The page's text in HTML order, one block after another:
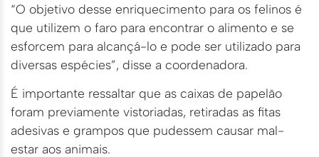
“O objetivo desse enriquecimento para os felinos é
que utilizem o faro para encontrar o alimento e se
esforcem para alcançá-lo e pode ser utilizado para
diversas espécies”, disse a coordenadora.
É importante ressaltar que as caixas de papelão
foram previamente vistoriadas, retiradas as fitas
adesivas e grampos que pudessem causar mal-
estar aos animais.